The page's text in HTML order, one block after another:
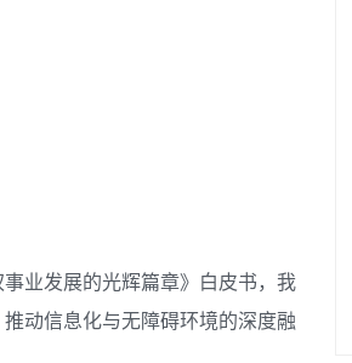
业发展的光辉篇章》白皮书，我
动信息化与无障碍环境的深度融